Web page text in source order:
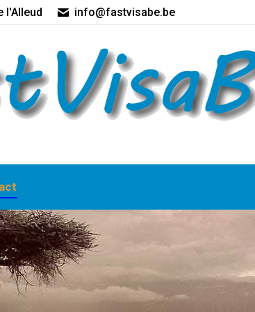
l'Alleud info@fastvisabe.be